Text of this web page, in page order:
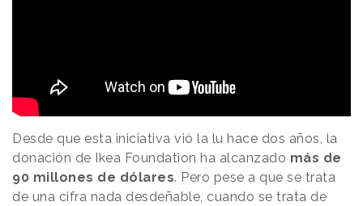
Desde que esta iniciativa vió la lu hace dos años, la
donación de Ikea Foundation ha alcanzado más de
90 millones de dólares. Pero pese a que se trata
de una cifra nada desdeñable, cuando se trata de